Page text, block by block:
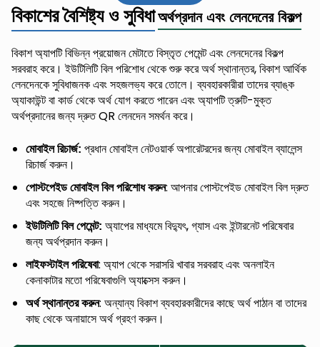
বিকাশের বৈশিষ্ট্য ও সুবিধাঅর্থপ্রদান এবং লেনদেনের বিকল্প
বিকাশ অ্যাপটি বিভিন্ন প্রয়োজন মেটাতে বিস্তৃত পেমেন্ট এবং লেনদেনের বিকল্প
সরবরাহ করে। ইউটিলিটি বিল পরিশোধ থেকে শুরু করে অর্থ স্থানান্তর, বিকাশ আর্থিক
লেনদেনকে সুবিধাজনক এবং সহজলভ্য করে তোলে। ব্যবহারকারীরা তাদের ব্যাঙ্ক
অ্যাকাউন্ট বা কার্ড থেকে অর্থ যোগ করতে পারেন এবং অ্যাপটি ত্রুটি-মুক্ত
অর্থপ্রদানের জন্য দ্রুত QR লেনদেন সমর্থন করে।
মোবাইল রিচার্জ: প্রধান মোবাইল নেটওয়ার্ক অপারেটরদের জন্য মোবাইল ব্যালেন্স
রিচার্জ করুন।
পোস্টপেইড মোবাইল বিল পরিশোধ করুন: আপনার পোস্টপেইড মোবাইল বিল দ্রুত
এবং সহজে নিষ্পত্তি করুন।
ইউটিলিটি বিল পেমেন্ট: অ্যাপের মাধ্যমে বিদ্যুৎ, গ্যাস এবং ইন্টারনেট পরিষেবার
জন্য অর্থপ্রদান করুন।
লাইফস্টাইল পরিষেবা: অ্যাপ থেকে সরাসরি খাবার সরবরাহ এবং অনলাইন
কেনাকাটার মতো পরিষেবাগুলি অ্যাক্সেস করুন।
অর্থ স্থানান্তর করুন: অন্যান্য বিকাশ ব্যবহারকারীদের কাছে অর্থ পাঠান বা তাদের
কাছ থেকে অনায়াসে অর্থ গ্রহণ করুন।